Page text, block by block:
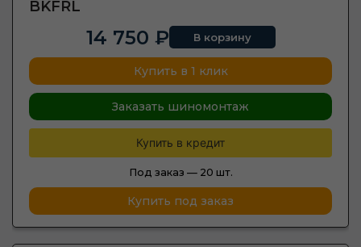
BKFRL
14 750 ₽ В корзину
Купить в 1 клик
Заказать шиномонтаж
Купить в кредит
Под заказ — 20 шт.
Купить под заказ